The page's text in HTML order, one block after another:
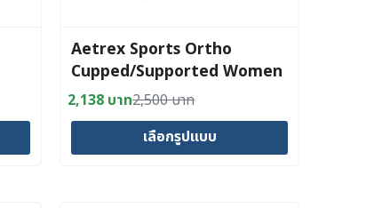
Aetrex Sports Ortho
Cupped/Supported Women
2,500บาท
Original
price
was:
2,138 บาท
Current
price
is:
เลือกรูปแบบ